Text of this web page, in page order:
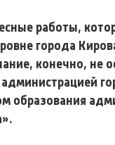
работы,
города
конечно, не
образования